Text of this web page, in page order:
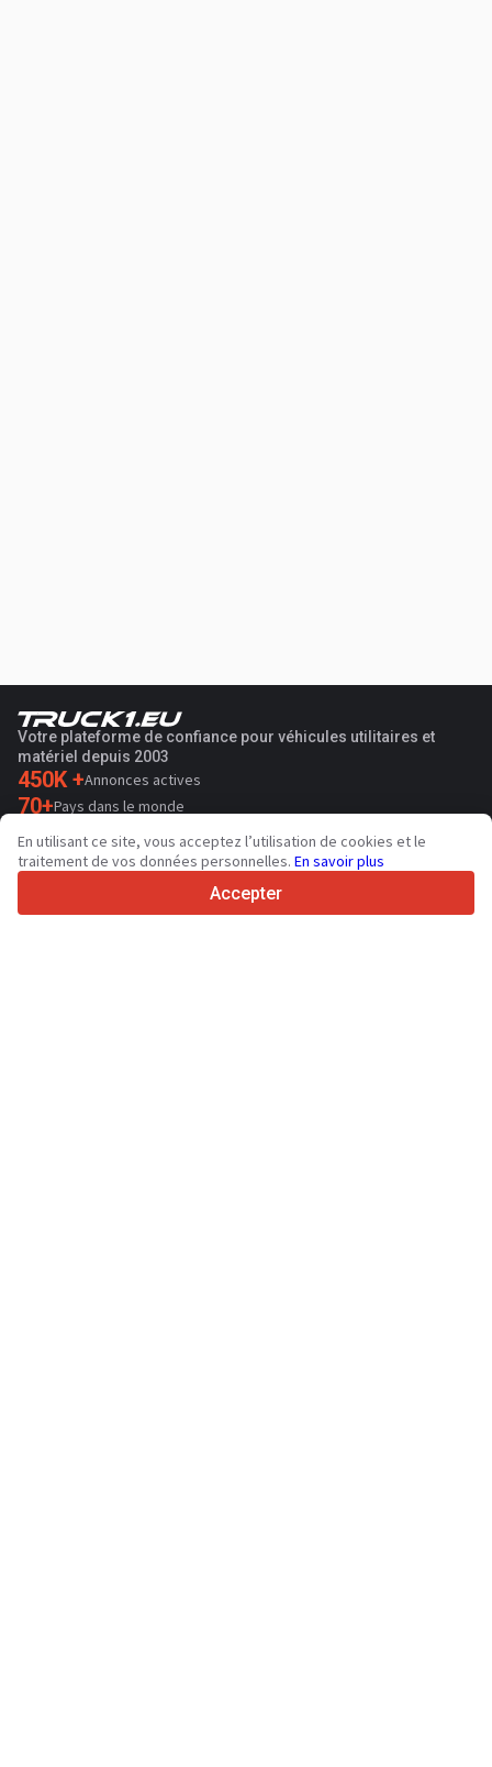
Votre plateforme de confiance pour véhicules utilitaires et
matériel depuis 2003
450K +Annonces actives
70+Pays dans le monde
36 Langues prises en charge
4.7/5
En utilisant ce site, vous acceptez l’utilisation de cookies et le
traitement de vos données personnelles. En savoir plus
Accepter